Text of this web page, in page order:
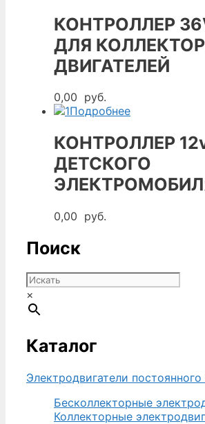
КОНТРОЛЛЕР
ДЛЯ
ДВИГАТЕЛЕЙ
0,00 руб.
Подробнее
КОНТРОЛЛЕР
ДЕТСКОГО
0,00 руб.
Поиск
×
Каталог
Электродвигатели постоянного
Бесколлекторные
Коллекторные